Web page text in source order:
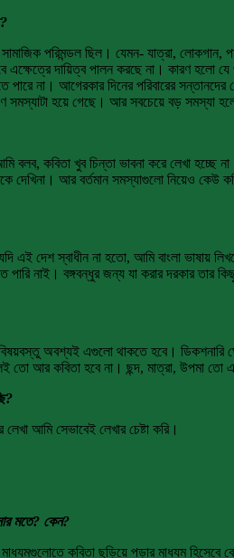
পরিমন্ডল ছিল। যেমন- যাত্রা,
দায়িত্ব পালন করছে না। কারণ হলো
না। আগেরকার দিনের পরিবারের
হয়ে গেছে। আর সবচেয়ে বড় সমস্যা হলো
কবিতা খুব চিন্তা ভাবনা করে লেখা হচ্ছে
দেখিনা। আর বর্তমান সমস্যাগুলো নিয়েও কেউ
দেশ স্বাধীন না হতো, আমি বাংলা ভাষায়
নাই। বঙ্গবন্ধুর জন্য যা করার দরকার তার
অবশ্যই এগুলো থাকতে হবে। ডিকশনারি
আর কবিতা হবে না। ছন্দ, মাত্রা, উপমা তো
আমি সেভাবেই লেখার চেষ্টা করি।
মতে? কেন?
কবিতা ছড়িয়ে পড়ার মাধ্যম